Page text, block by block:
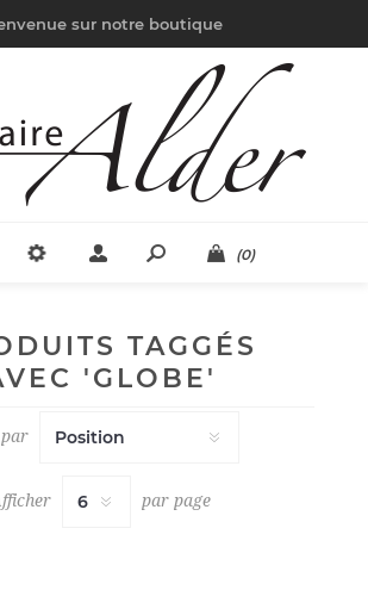
sur notre boutique
(0)
TAGGÉS
'GLOBE'
par page